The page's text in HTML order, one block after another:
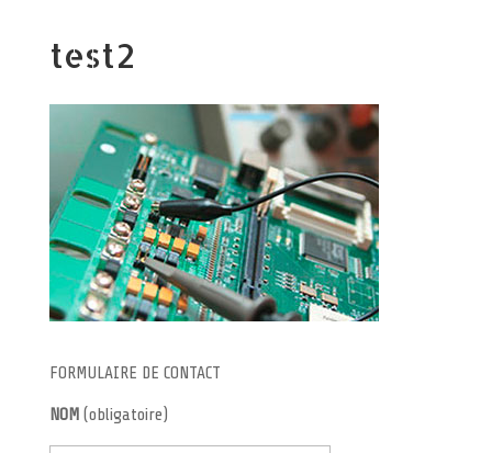
test2
FORMULAIRE DE CONTACT
NOM(obligatoire)